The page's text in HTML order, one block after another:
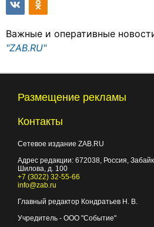
Важные и оперативные
"ZAB.RU"
Размещение рекламы
Контакты
Сетевое издание ZAB.RU
Адрес редакции: 672038 , Россия,
Шилова, д. 100
+7 (3022) 32-55-66
info@zab.ru
Главный редактор Кондратьев Н. В.
Учредитель - ООО "Событие"